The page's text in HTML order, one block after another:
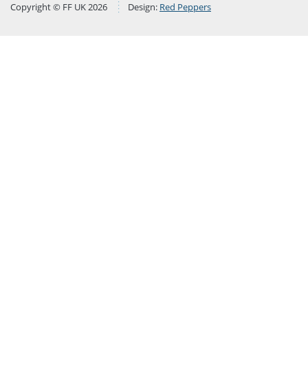
Copyright © FF UK 2026 Design: Red Peppers